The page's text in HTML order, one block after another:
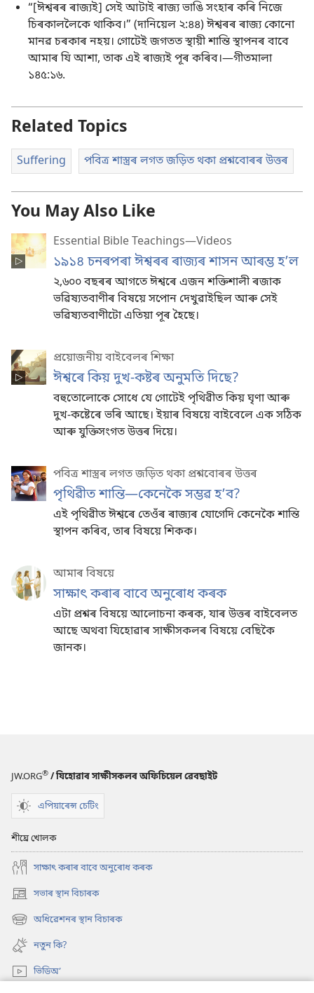
“[ঈশ্বৰৰ ৰাজ্যই] সেই আটাই ৰাজ্য ভাঙি সংহাৰ কৰি নিজে
চিৰকাললৈকে থাকিব।” (দানিয়েল ২:৪৪) ঈশ্বৰৰ ৰাজ্য কোনো
মানৱ চৰকাৰ নহয়। গোটেই জগতত স্থায়ী শান্তি স্থাপনৰ বাবে
আমাৰ যি আশা, তাক এই ৰাজ্যই পূৰ কৰিব।—গীতমালা
১৪৫:১৬.
Related Topics
Suffering পবিত্ৰ শাস্ত্ৰৰ লগত জড়িত থকা প্ৰশ্নবোৰৰ উত্তৰ
You May Also Like
Essential Bible Teachings—Videos
১৯১৪ চনৰপৰা ঈশ্বৰৰ ৰাজ্যৰ শাসন আৰম্ভ হʼল
২,৬০০ বছৰৰ আগতে ঈশ্বৰে এজন শক্তিশালী ৰজাক
ভৱিষ্যতবাণীৰ বিষয়ে সপোন দেখুৱাইছিল আৰু সেই
ভৱিষ্যতবাণীটো এতিয়া পূৰ হৈছে।
প্ৰয়োজনীয় বাইবেলৰ শিক্ষা
ঈশ্বৰে কিয় দুখ-কষ্টৰ অনুমতি দিছে?
বহুতোলোকে সোধে যে গোটেই পৃথিৱীত কিয় ঘৃণা আৰু
দুখ-কষ্টেৰে ভৰি আছে। ইয়াৰ বিষয়ে বাইবেলে এক সঠিক
আৰু যুক্তিসংগত উত্তৰ দিয়ে।
পবিত্ৰ শাস্ত্ৰৰ লগত জড়িত থকা প্ৰশ্নবোৰৰ উত্তৰ
পৃথিৱীত শান্তি—কেনেকৈ সম্ভৱ হʼব?
এই পৃথিৱীত ঈশ্বৰে তেওঁৰ ৰাজ্যৰ যোগেদি কেনেকৈ শান্তি
স্থাপন কৰিব, তাৰ বিষয়ে শিকক।
আমাৰ বিষয়ে
সাক্ষাৎ কৰাৰ বাবে অনুৰোধ কৰক
এটা প্ৰশ্নৰ বিষয়ে আলোচনা কৰক, যাৰ উত্তৰ বাইবেলত
আছে অথবা যিহোৱাৰ সাক্ষীসকলৰ বিষয়ে বেছিকৈ
জানক।
JW.ORG® / যিহোৱাৰ সাক্ষীসকলৰ অফিচিয়েল ৱেবছাইট
এপিয়াৰেন্স চেটিং
শীঘ্ৰে খোলক
সাক্ষাৎ কৰাৰ বাবে অনুৰোধ কৰক
সভাৰ স্থান বিচাৰক
(opens
new
window)
অধিৱেশনৰ স্থান বিচাৰক
(opens
new
window)
নতুন কি?
ভিডিঅ’